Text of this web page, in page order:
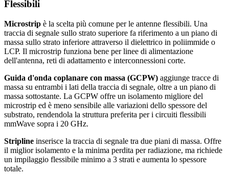
Flessibili
Microstrip è la scelta più comune per le antenne flessibili. Una
traccia di segnale sullo strato superiore fa riferimento a un piano di
massa sullo strato inferiore attraverso il dielettrico in poliimmide o
LCP. Il microstrip funziona bene per linee di alimentazione
dell'antenna, reti di adattamento e interconnessioni corte.
Guida d'onda coplanare con massa (GCPW) aggiunge tracce di
massa su entrambi i lati della traccia di segnale, oltre a un piano di
massa sottostante. La GCPW offre un isolamento migliore del
microstrip ed è meno sensibile alle variazioni dello spessore del
substrato, rendendola la struttura preferita per i circuiti flessibili
mmWave sopra i 20 GHz.
Stripline inserisce la traccia di segnale tra due piani di massa. Offre
il miglior isolamento e la minima perdita per radiazione, ma richiede
un impilaggio flessibile minimo a 3 strati e aumenta lo spessore
totale.